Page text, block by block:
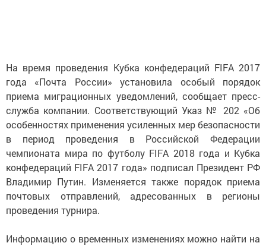
На время проведения Кубка конфедераций FIFA 2017
года «Почта России» установила особый порядок
приема миграционных уведомлений, сообщает пресс-
служба компании. Соответствующий Указ № 202 «Об
особенностях применения усиленных мер безопасности
в период проведения в Российской Федерации
чемпионата мира по футболу FIFA 2018 года и Кубка
конфедераций FIFA 2017 года» подписал Президент РФ
Владимир Путин. Изменяется также порядок приема
почтовых отправлений, адресованных в регионы
проведения турнира.
Информацию о временных изменениях можно найти на